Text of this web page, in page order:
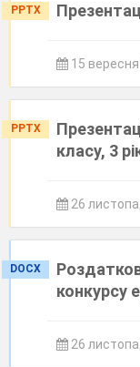
PPTX
15
PPTX
класу, 3
26
DOCX
конкурсу
26